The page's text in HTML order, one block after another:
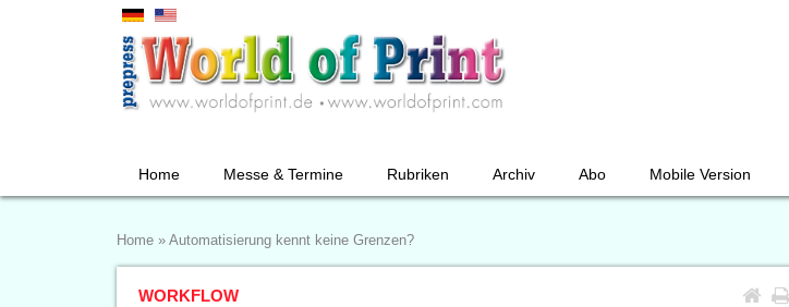
Home Messe & Termine Rubriken Archiv Abo Mobile Version
Home » Automatisierung kennt keine Grenzen?
WORKFLOW